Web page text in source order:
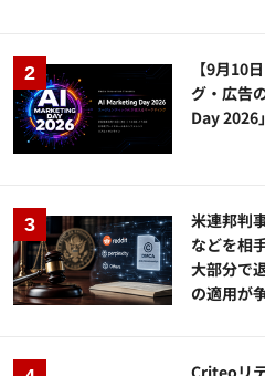
【9月10
グ・広告
Day 2026
米連邦判
などを相
大部分で
の適用が
Criteoリ